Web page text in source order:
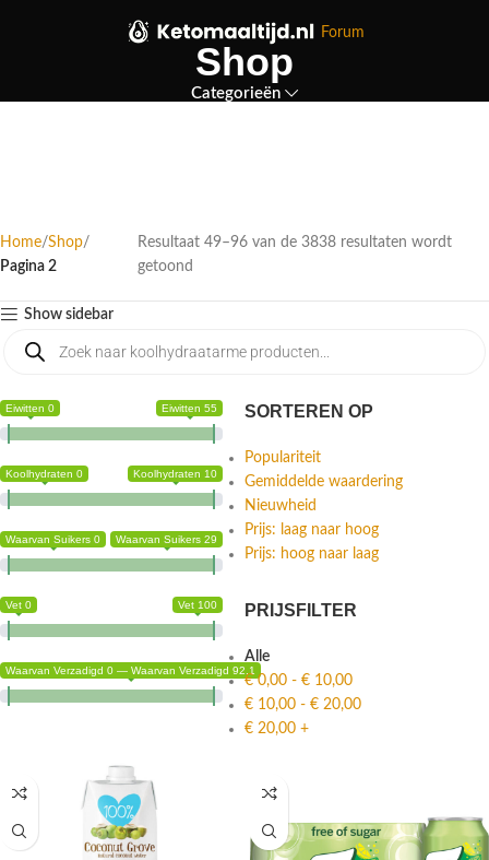
Forum
Shop
Categorieën
Home Shop
Pagina 2
Resultaat 49–96 van de 3838 resultaten wordt
getoond
Show sidebar
Eiwitten 0 Eiwitten 55
Koolhydraten 0 Koolhydraten 10
Waarvan Suikers 0 Waarvan Suikers 29
Vet 0 Vet 100
Waarvan Verzadigd 0 — Waarvan Verzadigd 92.1
SORTEREN OP
Populariteit
Gemiddelde waardering
Nieuwheid
Prijs: laag naar hoog
Prijs: hoog naar laag
PRIJSFILTER
Alle
€0,00 - € 10,00
€ 10,00 - € 20,00
€ 20,00 +